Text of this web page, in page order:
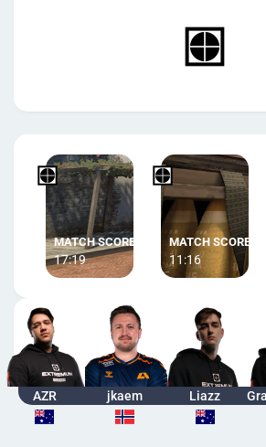
17:19 11:16
AZR jkaem Liazz